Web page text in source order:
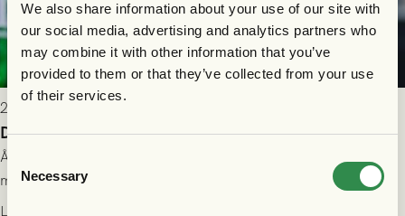
We also share information about your use of our site with
our social media, advertising and analytics partners who
may combine it with other information that you’ve
provided to them or that they’ve collected from your use
of their services.
Consent
Selection
Necessary
2026-07-26 21:00
Delad poäng mot Halmstads BK
Åter i Allsvenskan stod Halmstads BK för motståndet i en
match som vägde tungt till fördel för GAIS, men där poängen
delades efter dramatik på tilläggstid.
Läs mer